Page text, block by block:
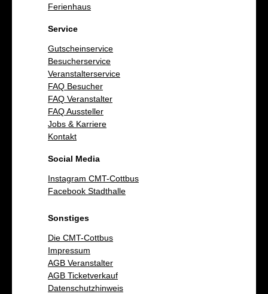
Ferienhaus
Service
Gutscheinservice
Besucherservice
Veranstalterservice
FAQ Besucher
FAQ Veranstalter
FAQ Aussteller
Jobs & Karriere
Kontakt
Social Media
Instagram CMT-Cottbus
Facebook Stadthalle
Sonstiges
Die CMT-Cottbus
Impressum
AGB Veranstalter
AGB Ticketverkauf
Datenschutzhinweis